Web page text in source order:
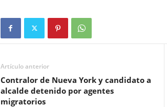
Artículo anterior
Contralor de Nueva York y candidato a
alcalde detenido por agentes
migratorios